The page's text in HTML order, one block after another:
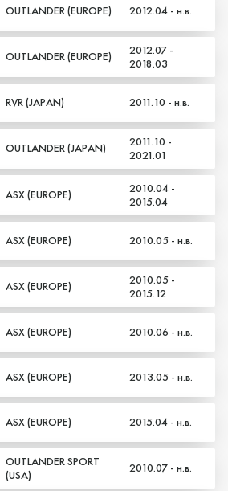
OUTLANDER (EUROPE) 2012.04 - н.в.
OUTLANDER (EUROPE)
2012.07 -
2018.03
RVR (JAPAN) 2011.10 - н.в.
OUTLANDER (JAPAN)
2011.10 -
2021.01
ASX (EUROPE)
2010.04 -
2015.04
ASX (EUROPE) 2010.05 - н.в.
ASX (EUROPE)
2010.05 -
2015.12
ASX (EUROPE) 2010.06 - н.в.
ASX (EUROPE) 2013.05 - н.в.
ASX (EUROPE) 2015.04 - н.в.
OUTLANDER SPORT
(USA)
2010.07 - н.в.